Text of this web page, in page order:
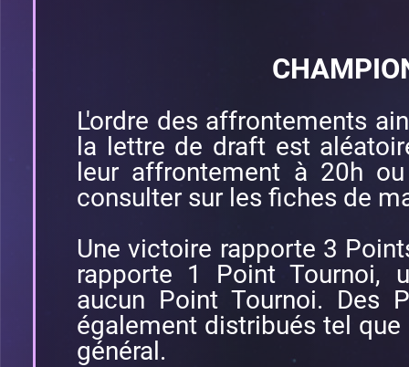
L'ordre des affrontements
la lettre de draft est
leur affrontement à 20h
consulter sur les fiches de
Une victoire rapporte 3
rapporte 1 Point Tournoi,
aucun Point Tournoi. Des
également distribués tel
général.